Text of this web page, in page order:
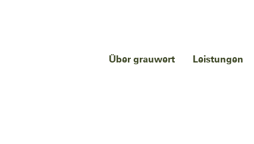
Über grauwert Leistungen